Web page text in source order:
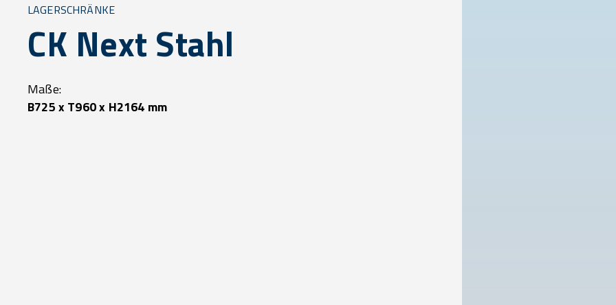
LAGERSCHRÄNKE
CK Next Stahl
Maße:
B725 x T960 x H2164 mm